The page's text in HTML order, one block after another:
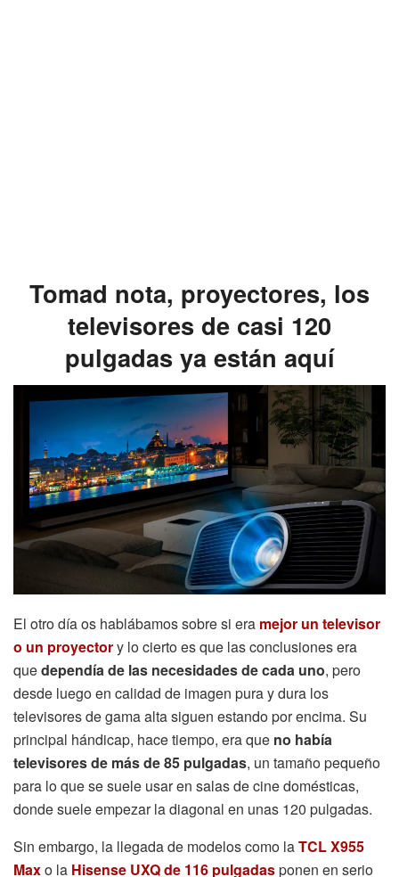
Tomad nota, proyectores, los
televisores de casi 120
pulgadas ya están aquí
El otro día os hablábamos sobre si era mejor un televisor
o un proyectory lo cierto es que las conclusiones era
quedependía de las necesidades de cada uno, pero
desde luego en calidad de imagen pura y dura los
televisores de gama alta siguen estando por encima. Su
principal hándicap, hace tiempo, era que no había
televisores de más de 85 pulgadas, un tamaño pequeño
para lo que se suele usar en salas de cine domésticas,
donde suele empezar la diagonal en unas 120 pulgadas.
Sin embargo, la llegada de modelos como laTCL X955
Maxo la Hisense UXQ de 116 pulgadasponen en serio